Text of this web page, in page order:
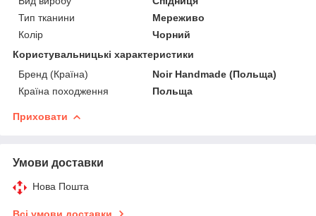
Тип тканини
Мереживо
Колір
Чорний
Користувальницькі характеристики
Бренд (Країна)
Noir Handmade (Польща)
Країна походження
Польща
Приховати
Умови доставки
Нова Пошта
Всі умови доставки